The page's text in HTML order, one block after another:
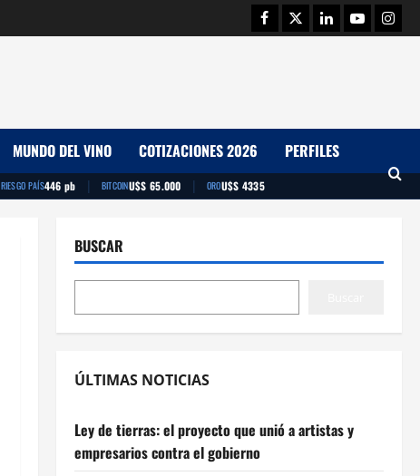
Facebook
TwitterLinkedinYoutube
MUNDO DEL VINO COTIZACIONES 2026 PERFILES
RIESGO PAÍS446 pb | BITCOINU$S 65.000 | OROU$S 4335
BUSCAR
ÚLTIMAS NOTICIAS
Ley de tierras: el proyecto que unió a artistas y
empresarios contra el gobierno